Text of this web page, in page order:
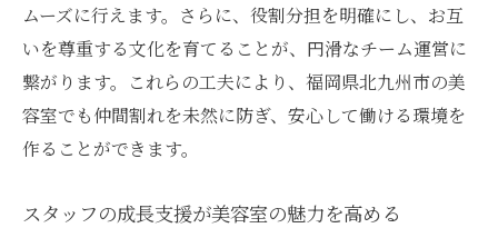
ムーズに行えます。さらに、役割分担を明確にし、お互
いを尊重する文化を育てることが、円滑なチーム運営に
繋がります。これらの工夫により、福岡県北九州市の美
容室でも仲間割れを未然に防ぎ、安心して働ける環境を
作ることができます。
スタッフの成長支援が美容室の魅力を高める